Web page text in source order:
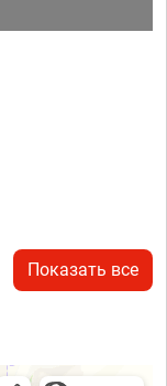
Показать все